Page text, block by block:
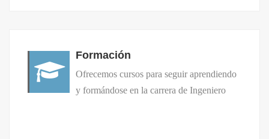
Formación
Ofrecemos cursos para seguir aprendiendo
y formándose en la carrera de Ingeniero